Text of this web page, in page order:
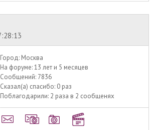
Город: Москва
На форуме:13 лет и 5 месяцев
Сообщений: 7836
Сказал(а) спасибо: 0 раз
Поблагодарили: 2 раза в 2 сообщенях